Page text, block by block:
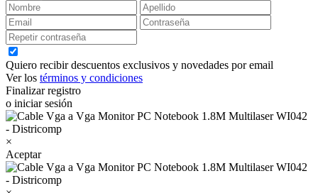
Quiero recibir descuentos exclusivos y novedades por email
Ver los términos y condiciones
Finalizar registro
o iniciar sesión
×
Aceptar